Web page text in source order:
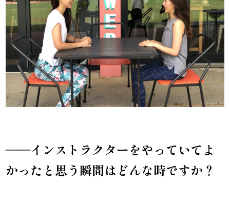
――インストラクターをやっていてよ
かったと思う瞬間はどんな時ですか？